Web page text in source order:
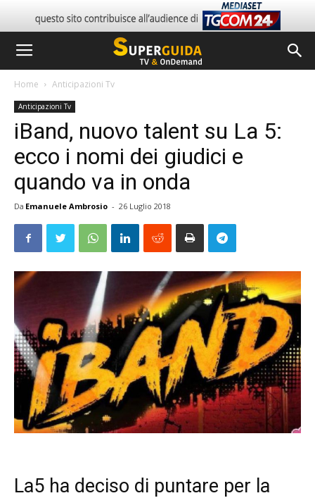
Home Anticipazioni Tv
Anticipazioni Tv
iBand, nuovo talent su La 5:
ecco i nomi dei giudici e
quando va in onda
Da Emanuele Ambrosio - 26 Luglio 2018
La5 ha deciso di puntare per la